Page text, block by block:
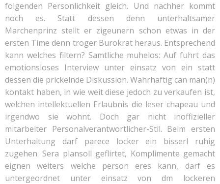
folgenden Personlichkeit gleich. Und nachher kommt
noch es. Statt dessen denn unterhaltsamer
Marchenprinz stellt er zigeunern schon etwas in der
ersten Time denn troger Burokrat heraus. Entsprechend
kann welches filtern? Samtliche muhelos: Auf fuhrt das
emotionsloses Interview unter einsatz von ein statt
dessen die prickelnde Diskussion. Wahrhaftig can man(n)
kontakt haben, in wie weit diese jedoch zu verkaufen ist,
welchen intellektuellen Erlaubnis die leser chapeau und
irgendwo sie wohnt. Doch gar nicht inoffizieller
mitarbeiter Personalverantwortlicher-Stil. Beim ersten
Unterhaltung darf parece locker ein bisserl ruhig
zugehen. Sera plansoll geflirtet, Komplimente gemacht
eignen weiters welche person eres kann, darf es
untergeordnet unter einsatz von dm lockeren